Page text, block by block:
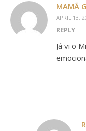
MAMÃ
APRIL 13,
REPLY
Já vi o